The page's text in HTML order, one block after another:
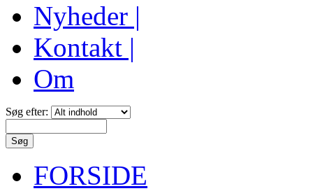
Nyheder |
Kontakt |
Om
Søg efter:
FORSIDE